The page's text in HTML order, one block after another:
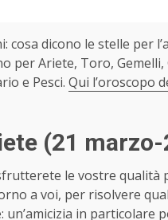
cosa dicono le stelle per
per Ariete, Toro,
e Pesci. Qui l’oroscopo
(21
le vostre
a voi, per risolvere
un’amicizia in